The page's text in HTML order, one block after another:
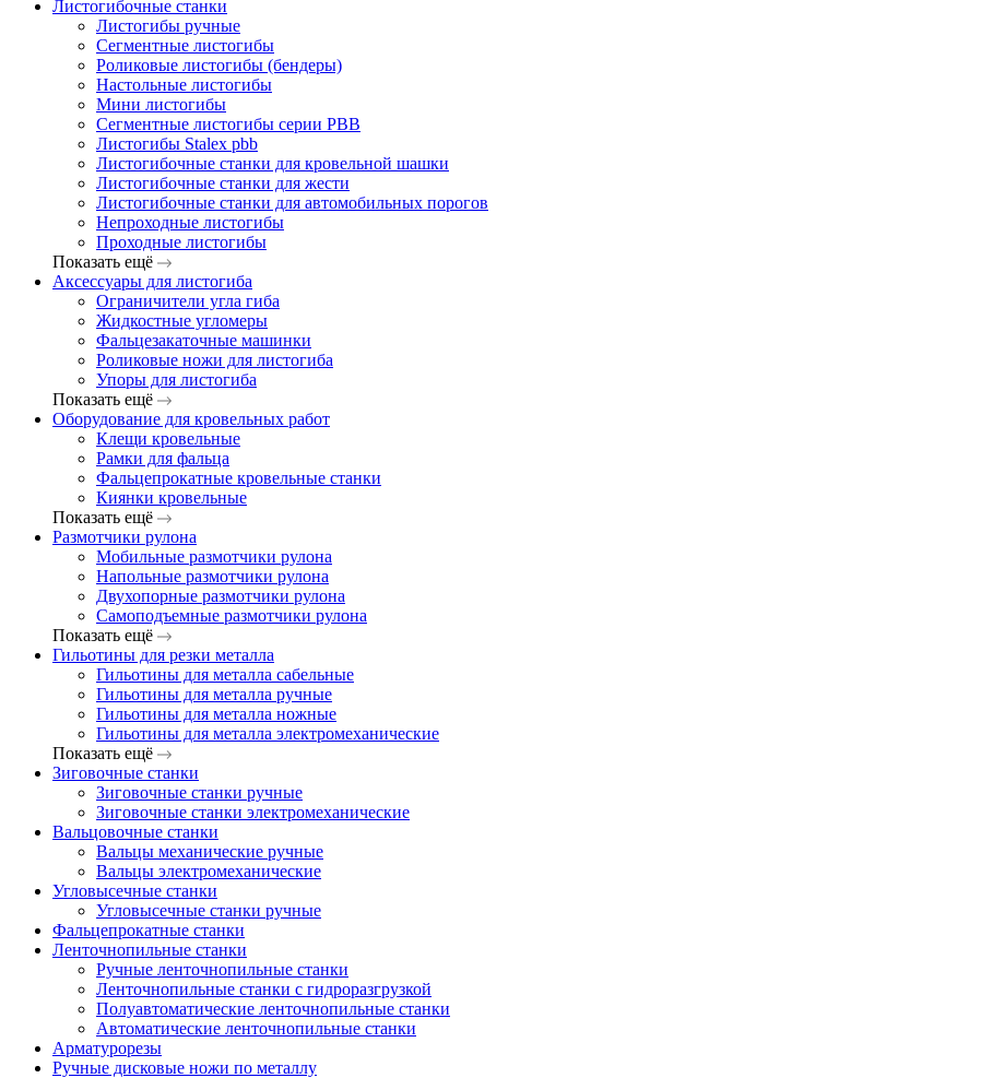
Листогибочные станки
Листогибы ручные
Сегментные листогибы
Роликовые листогибы (бендеры)
Настольные листогибы
Мини листогибы
Сегментные листогибы серии PBB
Листогибы Stalex pbb
Листогибочные станки для кровельной шашки
Листогибочные станки для жести
Листогибочные станки для автомобильных порогов
Непроходные листогибы
Проходные листогибы
Показать ещё
Аксессуары для листогиба
Ограничители угла гиба
Жидкостные угломеры
Фальцезакаточные машинки
Роликовые ножи для листогиба
Упоры для листогиба
Показать ещё
Оборудование для кровельных работ
Клещи кровельные
Рамки для фальца
Фальцепрокатные кровельные станки
Киянки кровельные
Показать ещё
Размотчики рулона
Мобильные размотчики рулона
Напольные размотчики рулона
Двухопорные размотчики рулона
Самоподъемные размотчики рулона
Показать ещё
Гильотины для резки металла
Гильотины для металла сабельные
Гильотины для металла ручные
Гильотины для металла ножные
Гильотины для металла электромеханические
Показать ещё
Зиговочные станки
Зиговочные станки ручные
Зиговочные станки электромеханические
Вальцовочные станки
Вальцы механические ручные
Вальцы электромеханические
Угловысечные станки
Угловысечные станки ручные
Фальцепрокатные станки
Ленточнопильные станки
Ручные ленточнопильные станки
Ленточнопильные станки с гидроразгрузкой
Полуавтоматические ленточнопильные станки
Автоматические ленточнопильные станки
Арматурорезы
Ручные дисковые ножи по металлу